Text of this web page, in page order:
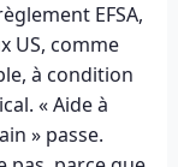
EFSA,
US, comme
à condition
« Aide à
» passe.